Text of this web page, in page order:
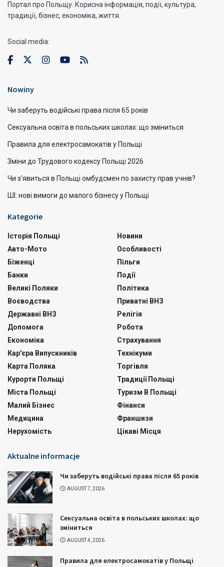
Портал про Польщу. Корисна інформація, події, культура,
традиції, бізнес, економіка, життя.
Social media:
Nowiny
Чи заберуть водійські права після 65 років
Сексуальна освіта в польських школах: що зміниться
Правила для електросамокатів у Польщі
Зміни до Трудового кодексу Польщі 2026
Чи з’явиться в Польщі омбудсмен по захисту прав учнів?
ШІ: нові вимоги до малого бізнесу у Польщі
Kategorie
Історія Польщі
Авто-Мото
Біженці
Банки
Великі Поляки
Воєводства
Державні ВНЗ
Допомога
Економіка
Кар'єра Випускників
Карта Поляка
Курорти Польщі
Міста Польщі
Малий Бізнес
Медицина
Нерухомість
Новини
Особливості
Пільги
Події
Політика
Приватні ВНЗ
Релігія
Робота
Страхування
Технікуми
Торгівля
Традиції Польщі
Туризм В Польщі
Фінанси
Франшизи
Цікаві Місця
Aktualne informacje
Чи заберуть водійські права після 65 років
AUGUST 7, 2026
Сексуальна освіта в польських школах: що
зміниться
AUGUST 4, 2026
Правила для електросамокатів у Польщі